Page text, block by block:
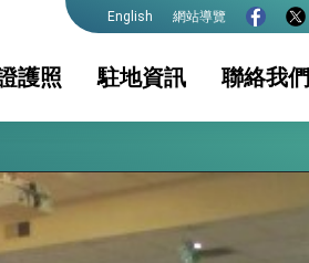
English 網站導覽
護照
務服務 護照
文件證明
公告事項
駐地資訊
地基本資料 簽證及入境須知
消保及性平諮詢機
聯絡我們
護全球健康的創新能量